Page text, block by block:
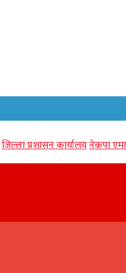
जिल्ला प्रशासन कार्यालयनेकपा